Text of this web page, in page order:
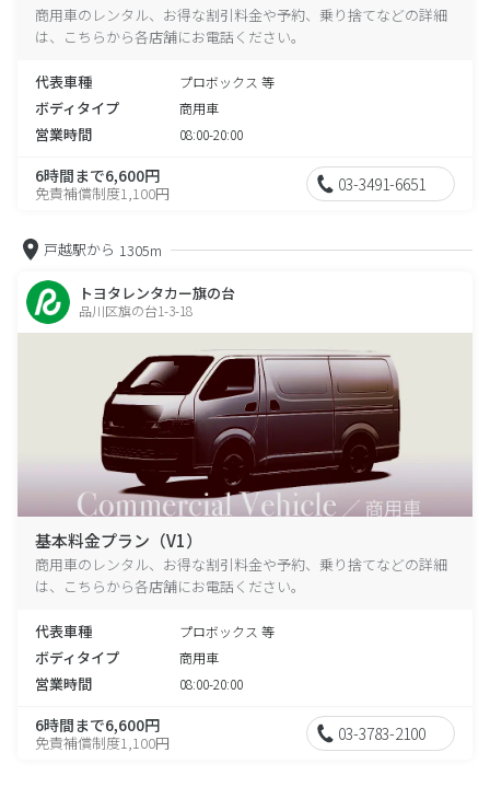
商用車のレンタル、お得な割引料金や予約、乗り捨てなどの詳細
は、こちらから各店舗にお電話ください。
代表車種 プロボックス 等
ボディタイプ 商用車
営業時間 08:00-20:00
6時間まで6,600円
免責補償制度1,100円 03-3491-6651
戸越駅から 1305m
トヨタレンタカー旗の台
品川区旗の台1-3-18
基本料金プラン（V1）
商用車のレンタル、お得な割引料金や予約、乗り捨てなどの詳細
は、こちらから各店舗にお電話ください。
代表車種 プロボックス 等
ボディタイプ 商用車
営業時間 08:00-20:00
6時間まで6,600円
免責補償制度1,100円 03-3783-2100